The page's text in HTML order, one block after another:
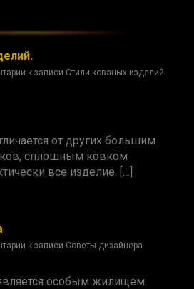
к записи Стили кованых изделий.
от других большим
сплошным ковком
все изделие. […]
к записи Советы дизайнера
особым жилищем.